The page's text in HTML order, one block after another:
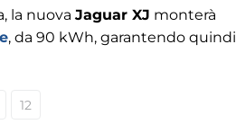
la nuova Jaguar XJ monterà
, da 90 kWh, garantendo quindi
12